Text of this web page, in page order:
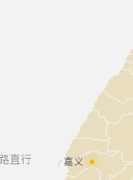
直行
嘉义